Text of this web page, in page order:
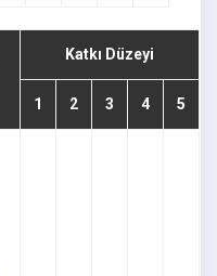
Katkı Düzeyi
1 2 3 4 5